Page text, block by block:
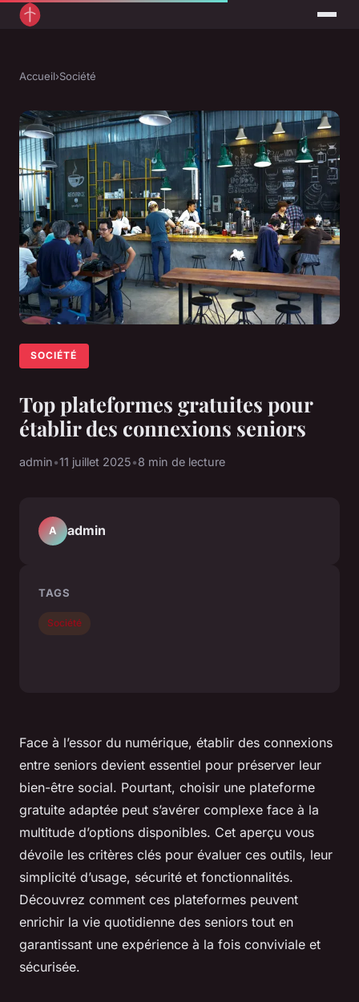
Accueil›Société
SOCIÉTÉ
Top plateformes gratuites pour
établir des connexions seniors
admin•11 juillet 2025•8 min de lecture
Face à l’essor du numérique, établir des connexions
entre seniors devient essentiel pour préserver leur
bien-être social. Pourtant, choisir une plateforme
gratuite adaptée peut s’avérer complexe face à la
multitude d’options disponibles. Cet aperçu vous
dévoile les critères clés pour évaluer ces outils, leur
simplicité d’usage, sécurité et fonctionnalités.
Découvrez comment ces plateformes peuvent
enrichir la vie quotidienne des seniors tout en
garantissant une expérience à la fois conviviale et
sécurisée.
A admin
TAGS
Société